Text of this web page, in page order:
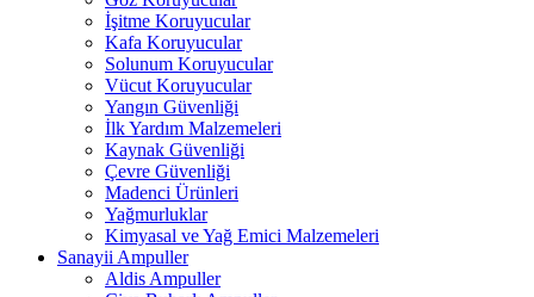
İşitme Koruyucular
Kafa Koruyucular
Solunum Koruyucular
Vücut Koruyucular
Yangın Güvenliği
İlk Yardım Malzemeleri
Kaynak Güvenliği
Çevre Güvenliği
Madenci Ürünleri
Yağmurluklar
Kimyasal ve Yağ Emici Malzemeleri
Sanayii Ampuller
Aldis Ampuller